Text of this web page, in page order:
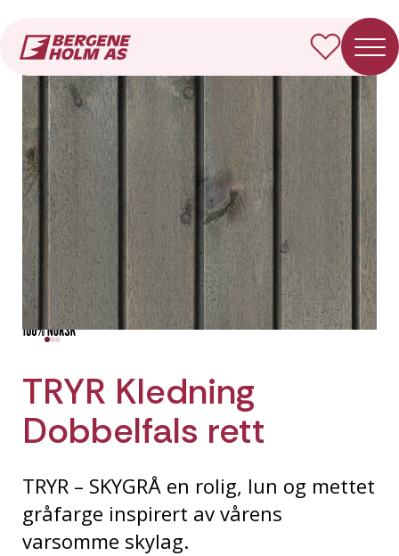
TRYR Kledning
Dobbelfals rett
TRYR – SKYGRÅ en rolig, lun og mettet
gråfarge inspirert av vårens
varsomme skylag.